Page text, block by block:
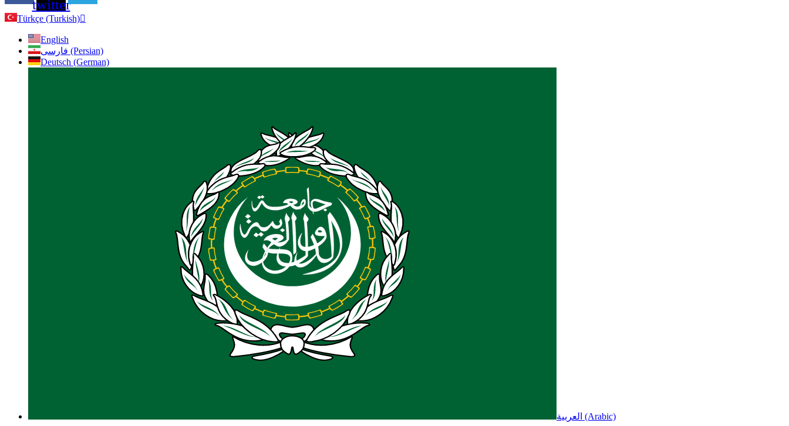
twitter
Türkçe (Turkish)
English
فارسی (Persian)
Deutsch (German)
العربية (Arabic)